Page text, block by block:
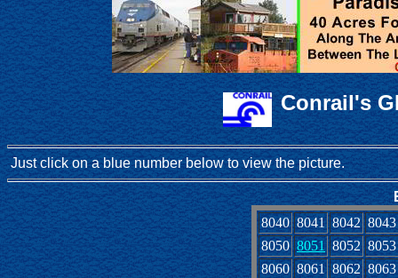
Conrail's
Just click on a blue number below to view the picture.
8040 8041 8042 8043
8050 8051 8052 8053
8060 8061 8062 8063